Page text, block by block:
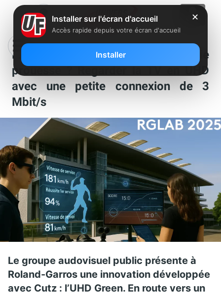
France Télévisions dévoile une vraie
prouesse ? Regarder la TV en UHD
avec une petite connexion de 3
Mbit/s
Le groupe audovisuel public présente à
Roland-Garros une innovation développée
avec Cutz : l’UHD Green. En route vers un
✕
Installer sur l'écran d'accueil
Accès rapide depuis votre écran d'accueil
Installer